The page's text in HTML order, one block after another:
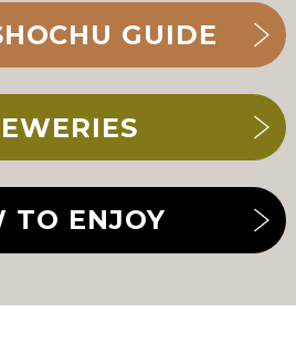
GUIDE
TO ENJOY